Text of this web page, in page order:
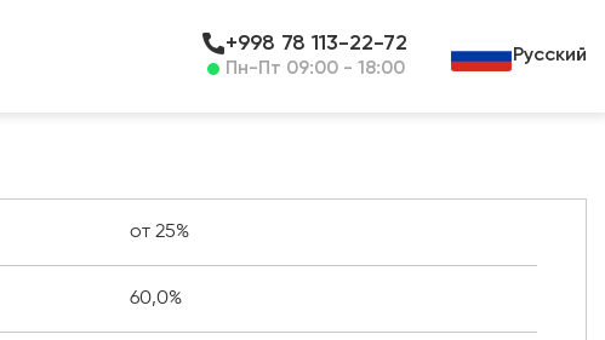
+998 78 113-22-72
Пн-Пт 09:00 - 18:00
Русский
от 25%
60,0%